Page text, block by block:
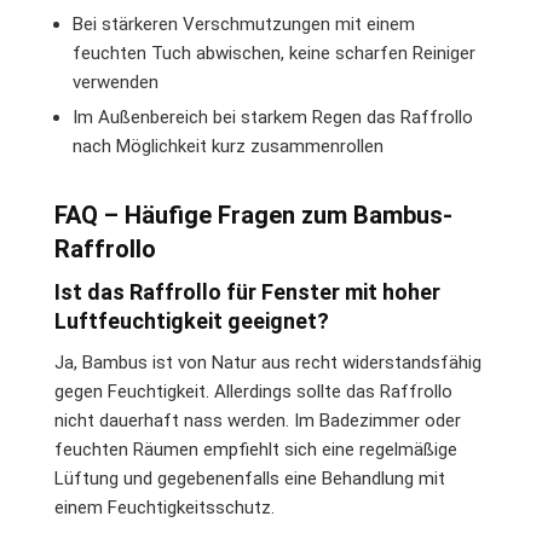
Bei stärkeren Verschmutzungen mit einem
feuchten Tuch abwischen, keine scharfen Reiniger
verwenden
Im Außenbereich bei starkem Regen das Raffrollo
nach Möglichkeit kurz zusammenrollen
FAQ – Häufige Fragen zum Bambus-
Raffrollo
Ist das Raffrollo für Fenster mit hoher
Luftfeuchtigkeit geeignet?
Ja, Bambus ist von Natur aus recht widerstandsfähig
gegen Feuchtigkeit. Allerdings sollte das Raffrollo
nicht dauerhaft nass werden. Im Badezimmer oder
feuchten Räumen empfiehlt sich eine regelmäßige
Lüftung und gegebenenfalls eine Behandlung mit
einem Feuchtigkeitsschutz.